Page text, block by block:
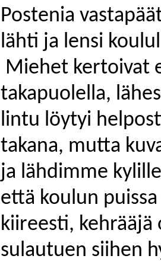
Postenia
lähti ja lensi
Miehet kertoivat
takapuolella,
lintu löytyi
takana, mutta
ja lähdimme
että koulun
kiireesti, kehrääjä
sulautuen siihen